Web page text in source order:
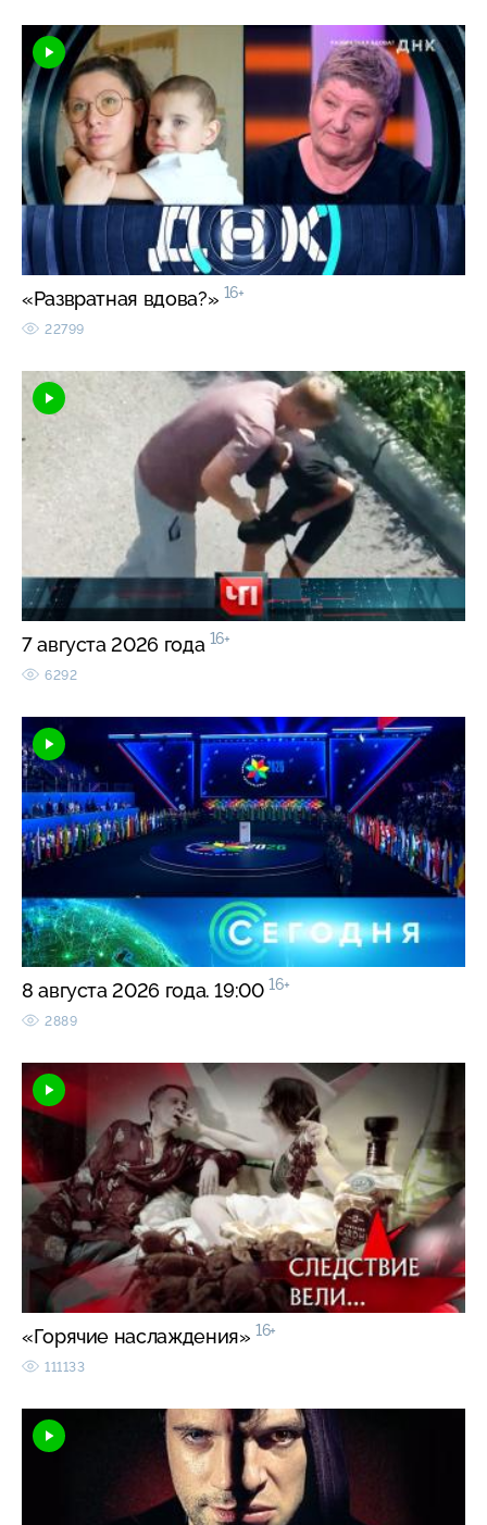
«Развратная вдова?» 16+
22799
7 августа 2026 года 16+
6292
8 августа 2026 года. 19:00 16+
2889
«Горячие наслаждения» 16+
111133